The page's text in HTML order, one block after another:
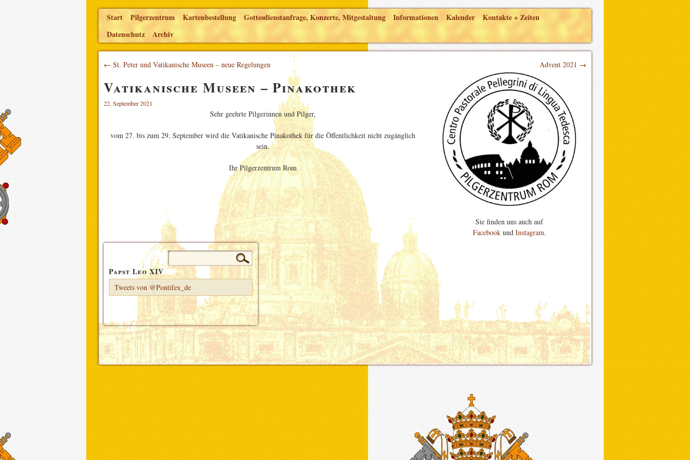
Start Pilgerzentrum Kartenbestellung Gottesdienstanfrage, Konzerte, Mitgestaltung Informationen Kalender
Kontakte + Zeiten
Datenschutz
Archiv
← St. Peter und Vatikanische Museen – neue Regelungen Advent 2021 →
Vatikanische Museen – Pinakothek
22. September 2021
Sehr geehrte Pilgerinnen und Pilger,
vom 27. bis zum 29. September wird die Vatikanische Pinakothek für die Öffentlichkeit nicht zugänglich
sein.
Ihr Pilgerzentrum Rom
Sie finden uns auch auf
Facebookund Instagram.
Suchen
nach:
Papst Leo XIV
Tweets von @Pontifex_de